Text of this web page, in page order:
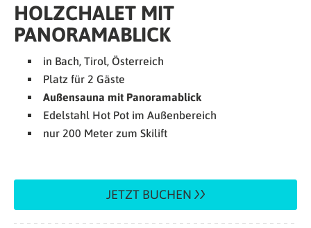
HOLZCHALET MIT
PANORAMABLICK
in Bach, Tirol, Österreich
Platz für 2 Gäste
Außensauna mit Panoramablick
Edelstahl Hot Pot im Außenbereich
nur 200 Meter zum Skilift
JETZT BUCHEN